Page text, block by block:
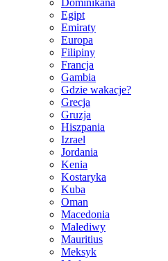
Egipt
Emiraty
Europa
Filipiny
Francja
Gambia
Gdzie wakacje?
Grecja
Gruzja
Hiszpania
Izrael
Jordania
Kenia
Kostaryka
Kuba
Oman
Macedonia
Malediwy
Mauritius
Meksyk